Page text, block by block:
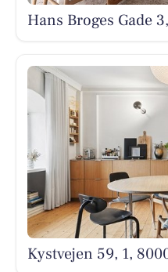
Hans Broges Gade
Kystvejen 59, 1,